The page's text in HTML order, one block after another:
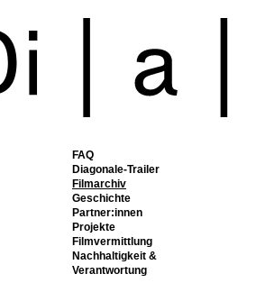
FAQ
Diagonale-Trailer
Filmarchiv
Geschichte
Partner:innen
Projekte
Filmvermittlung
Nachhaltigkeit &
Verantwortung